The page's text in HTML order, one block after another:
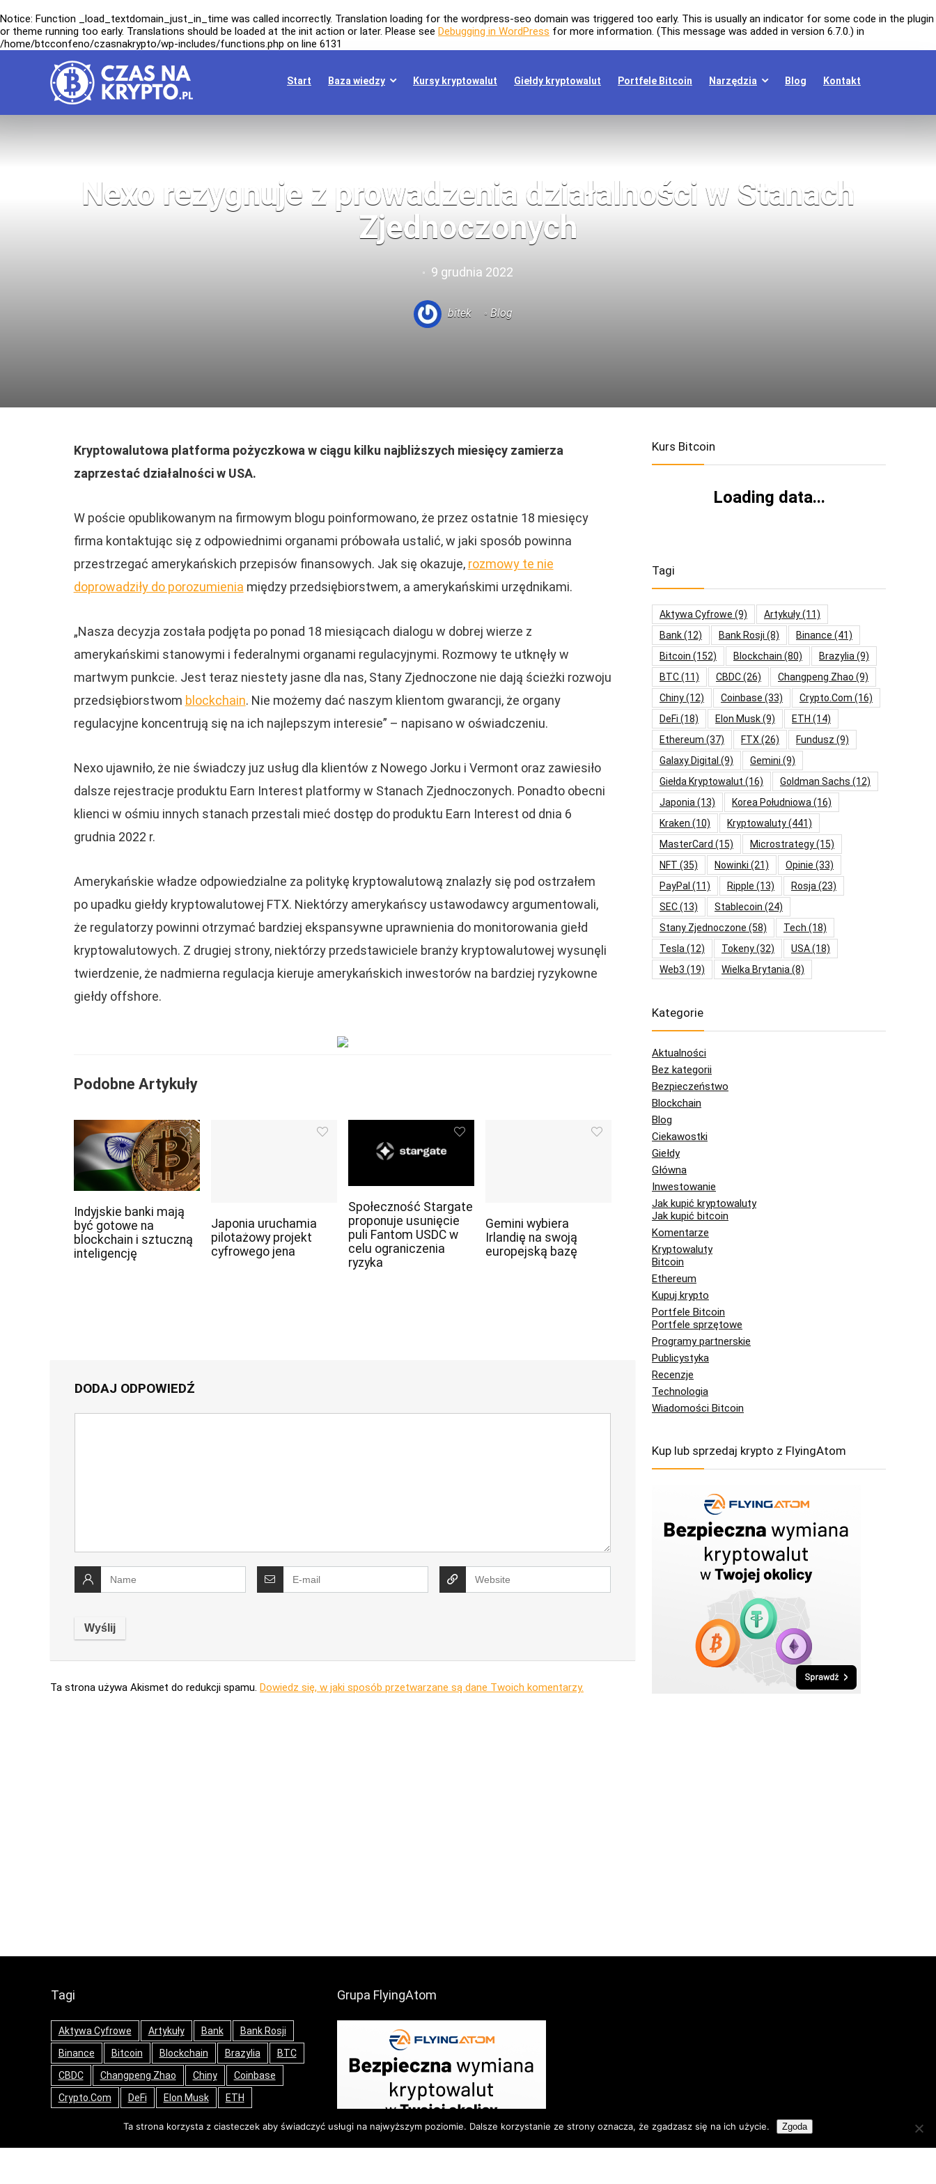
Notice: Function _load_textdomain_just_in_time was called incorrectly. Translation loading for the wordpress-seo domain was triggered too early. This is usually an indicator for some code in the plugin
or theme running too early. Translations should be loaded at the init action or later. Please see Debugging in WordPress for more information. (This message was added in version 6.7.0.) in
/home/btcconfeno/czasnakrypto/wp-includes/functions.php on line 6131
Start Baza wiedzy Kursy kryptowalut Giełdy kryptowalut Portfele Bitcoin Narzędzia Blog Kontakt
Nexo rezygnuje z prowadzenia działalności w Stanach
Zjednoczonych
9 grudnia 2022
bitek Blog
Kryptowalutowa platforma pożyczkowa w ciągu kilku najbliższych miesięcy zamierza
zaprzestać działalności w USA.
W poście opublikowanym na firmowym blogu poinformowano, że przez ostatnie 18 miesięcy
firma kontaktując się z odpowiednimi organami próbowała ustalić, w jaki sposób powinna
przestrzegać amerykańskich przepisów finansowych. Jak się okazuje, rozmowy te nie
doprowadziły do porozumienia między przedsiębiorstwem, a amerykańskimi urzędnikami.
„Nasza decyzja została podjęta po ponad 18 miesiącach dialogu w dobrej wierze z
amerykańskimi stanowymi i federalnymi organami regulacyjnymi. Rozmowy te utknęły w
martwym punkcie. Jest teraz niestety jasne dla nas, Stany Zjednoczone nie dają ścieżki rozwoju
przedsiębiorstwom blockchain. Nie możemy dać naszym klientom gwarancji, że organy
regulacyjne koncentrują się na ich najlepszym interesie” – napisano w oświadczeniu.
Nexo ujawniło, że nie świadczy juz usług dla klientów z Nowego Jorku i Vermont oraz zawiesiło
dalsze rejestracje produktu Earn Interest platformy w Stanach Zjednoczonych. Ponadto obecni
klienci w ośmiu innych stanach przestali mieć dostęp do produktu Earn Interest od dnia 6
grudnia 2022 r.
Amerykańskie władze odpowiedzialne za politykę kryptowalutową znalazły się pod ostrzałem
po upadku giełdy kryptowalutowej FTX. Niektórzy amerykańscy ustawodawcy argumentowali,
że regulatorzy powinni otrzymać bardziej ekspansywne uprawnienia do monitorowania giełd
kryptowalutowych. Z drugiej strony, niektórzy przedstawiciele branży kryptowalutowej wysunęli
twierdzenie, że nadmierna regulacja kieruje amerykańskich inwestorów na bardziej ryzykowne
giełdy offshore.
Podobne Artykuły
Indyjskie banki mają
być gotowe na
blockchain i sztuczną
inteligencję
Japonia uruchamia
pilotażowy projekt
cyfrowego jena
Społeczność Stargate
proponuje usunięcie
puli Fantom USDC w
celu ograniczenia
ryzyka
Gemini wybiera
Irlandię na swoją
europejską bazę
DODAJ ODPOWIEDŹ
Ta strona używa Akismet do redukcji spamu. Dowiedz się, w jaki sposób przetwarzane są dane Twoich komentarzy.
Kurs Bitcoin
Loading data...
Tagi
Aktywa Cyfrowe (9) Artykuły(11)
Bank(12) Bank Rosji (8) Binance (41)
Bitcoin (152) Blockchain (80) Brazylia (9)
BTC(11) CBDC(26) Changpeng Zhao (9)
Chiny(12) Coinbase (33) Crypto.com (16)
DeFi (18) Elon Musk(9) ETH (14)
Ethereum (37) FTX (26) Fundusz (9)
Galaxy Digital (9) Gemini (9)
Giełda Kryptowalut (16) Goldman Sachs (12)
Japonia (13) Korea Południowa (16)
Kraken (10) Kryptowaluty(441)
MasterCard (15) Microstrategy(15)
NFT (35) Nowinki (21) Opinie (33)
PayPal (11) Ripple (13) Rosja (23)
SEC(13) Stablecoin (24)
Stany Zjednoczone (58) Tech (18)
Tesla (12) Tokeny(32) USA(18)
Web3 (19) Wielka Brytania (8)
Kategorie
Aktualności
Bez kategorii
Bezpieczeństwo
Blockchain
Blog
Ciekawostki
Giełdy
Główna
Inwestowanie
Jak kupić kryptowaluty
Jak kupić bitcoin
Komentarze
Kryptowaluty
Bitcoin
Ethereum
Kupuj krypto
Portfele Bitcoin
Portfele sprzętowe
Programy partnerskie
Publicystyka
Recenzje
Technologia
Wiadomości Bitcoin
Kup lub sprzedaj krypto z FlyingAtom
Tagi
Aktywa Cyfrowe Artykuły Bank
Bank Rosji
Binance
Bitcoin Blockchain Brazylia
BTC
CBDC
Changpeng Zhao Chiny
Coinbase
Crypto.com
DeFi Elon Musk
ETH
Grupa FlyingAtom
Ta strona korzysta z ciasteczek aby świadczyć usługi na najwyższym poziomie. Dalsze korzystanie ze strony oznacza, że zgadzasz się na ich użycie. Zgoda